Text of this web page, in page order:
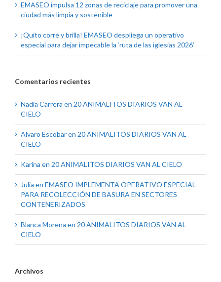
EMASEO impulsa 12 zonas de reciclaje para promover una
ciudad más limpia y sostenible
¡Quito corre y brilla! EMASEO despliega un operativo
especial para dejar impecable la ‘ruta de las iglesias 2026’
Comentarios recientes
Nadia Carrera en 20 ANIMALITOS DIARIOS VAN AL
CIELO
Alvaro Escobaren 20 ANIMALITOS DIARIOS VAN AL
CIELO
Karina en 20 ANIMALITOS DIARIOS VAN AL CIELO
Julia en EMASEO IMPLEMENTA OPERATIVO ESPECIAL
PARA RECOLECCIÓN DE BASURA EN SECTORES
CONTENERIZADOS
Blanca Morena en 20 ANIMALITOS DIARIOS VAN AL
CIELO
Archivos